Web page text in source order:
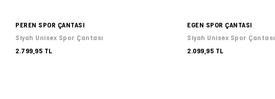
PEREN SPOR ÇANTASI
Siyah Unisex Spor Çantası
2.799,95 TL
EGEN SPOR ÇANTASI
Siyah Unisex Spor Çantası
2.099,95 TL